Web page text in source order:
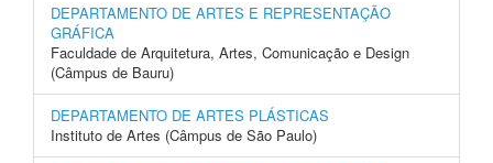
DEPARTAMENTO DE ARTES E REPRESENTAÇÃO
GRÁFICA
Faculdade de Arquitetura, Artes, Comunicação e Design
(Câmpus de Bauru)
DEPARTAMENTO DE ARTES PLÁSTICAS
Instituto de Artes (Câmpus de São Paulo)